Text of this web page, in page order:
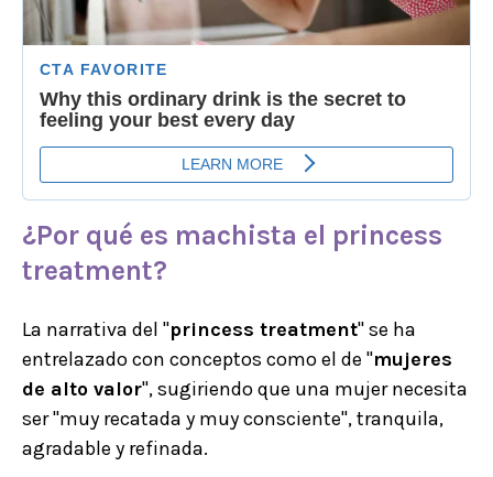
¿Por qué es machista el princess
treatment?
La narrativa del "princess treatment" se ha
entrelazado con conceptos como el de "mujeres
de alto valor", sugiriendo que una mujer necesita
ser "muy recatada y muy consciente", tranquila,
agradable y refinada.